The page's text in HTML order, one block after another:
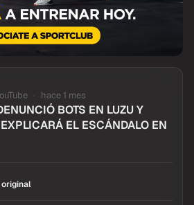
hace 1 mes
BOTS EN LUZU Y
EL ESCÁNDALO EN
original